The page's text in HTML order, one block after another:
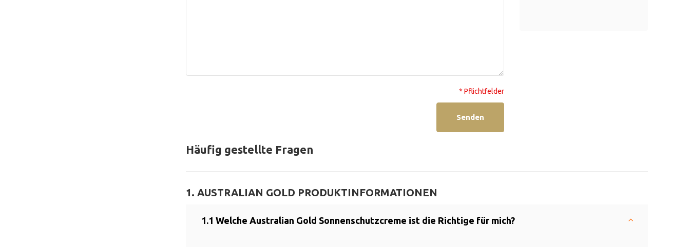
* Pflichtfelder
Senden
Häufig gestellte Fragen
1. AUSTRALIAN GOLD PRODUKTINFORMATIONEN
1.1 Welche Australian Gold Sonnenschutzcreme ist die Richtige für mich?